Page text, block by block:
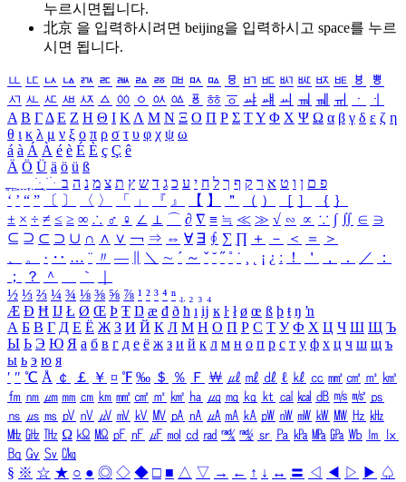
누르시면됩니다.
北京 을 입력하시려면 beijing을 입력하시고 space를 누르
시면 됩니다.
ㅥ ㅦ ㅧ ㅨ ㅩ ㅪ ㅫ ㅬ ㅭ ㅮ ㅯ ㅰ ㅱ ㅲ ㅳ ㅴ ㅵ ㅶ ㅷ ㅸ
ㅹ
ㅺ ㅻ ㅼ ㅽ ㅾ ㅿ ㆀ ㆁ ㆂ ㆃ ㆄ ㆅ ㆆ ㆇ ㆈ ㆉ ㆊ ㆋ ㆌ ㆍ
ㆎ
Α Β ΓΔ Ε Ζ Η Θ Ι ΚΛ Μ Ν Ξ Ο Π Ρ Σ ΤΥ Φ Χ Ψ Ω α β γ δ ε ζ η
θ ι κ λ μ ν ξ ο π ρ σ τ υ φ χ ψ ω
á à Á À é è É È ç Ç ê
Ä Ö Ü ä ö ü ß
ִֶֹ ֻּ ׁׂ פ ם ן ו ט א ר ק ף ך ל ח י ע כ ג ד ש ץ ת צ מ נ ה ב
‘ ’ “ ” 〔 〕 〈 〉 「 」 『 』 【 】 ＂ （ ） ［ ］ ｛ ｝
± × ÷ ≠ ≤ ≥ ∞ ∴ ♂ ♀ ∠ ⊥ ⌒ ∂ ∇ ≡ ≒ ≪ ≫ √ ∽ ∝ ∵ ∫ ∬ ∈ ∋
⊆ ⊇ ⊂ ⊃ ∪ ∩ ∧ ∨ ￢ ⇒ ⇔ ∀ ∃ ∮ ∑ ∏ ＋ － ＜ ＝
＞
、
。 · ‥ … ¨ 〃 ― ＼ ∼ ´ ～ ˇ ˘ ˝ ˚ ˙ ¸ ¡ ¿ ː ！ ＇ ， ． ／
：
；
？ ＾ ｀
½ ⅓ ⅔ ¼ ¾ ⅛ ⅜ ⅝ ⅞ ¹ ² ³ ⁴ ⁿ ₁ ₂ ₃ ₄
Æ Ð Ħ Ĳ Ł Ø Œ Þ Ŧ Ŋ æ đ ð ħ ı ĳ ĸ ŀ ł ø œ ß þ ŧ ŋ ŉ
А Б В Г Д Е Ё Ж З И Й К Л М Н О П Р С Т У Ф Х Ц Ч Ш Щ Ъ
Ы Ь Э Ю Я а б в г д е ё ж з и й к л м н о п р с т у ф х ц ч ш щ ъ
ы ь э ю я
′ ″ ℃ Å ￠ ￡ ￥ ¤ ℉ ‰ ＄ ％ Ｆ ￦ ㎕ ㎖ ㎗ ℓ ㎘ ㏄ ㎣ ㎤ ㎥ ㎦
㎙ ㎚ ㎛ ㎜ ㎝ ㎞ ㎟ ㎠ ㎡ ㎢ ㏊ ㎍ ㎎ ㎏ ㏏ ㎈ ㎉ ㏈ ㎧ ㎨ ㎰
㎱ ㎲ ㎳ ㎴ ㎵ ㎶ ㎷ ㎸ ㎹ ㎀ ㎁ ㎂ ㎃ ㎄ ㎺ ㎻ ㎽ ㎾ ㎿ ㎐ ㎑
㎒ ㎓ ㎔ Ω ㏀ ㏁ ㎊ ㎋ ㎌ ㏖ ㏅ ㎭ ㎮ ㎯ ㏛ ㎩ ㎪ ㎫ ㎬ ㏝ ㏐
㏓
㏃ ㏉ ㏜ ㏆
§ ※ ☆ ★ ○ ● ◎ ◇ ◆ □ ■ △ ▽ → ← ↑ ↓ ↔ 〓 ◁ ◀ ▷ ▶ ♤